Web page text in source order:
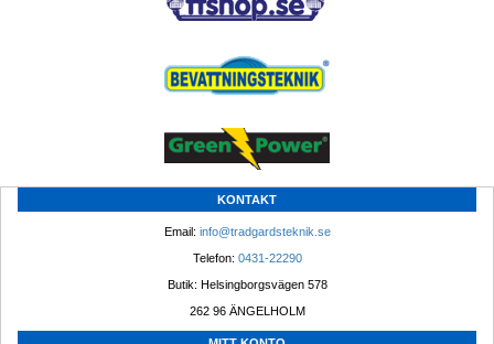
KONTAKT
Email: info@tradgardsteknik.se
Telefon: 0431-22290
Butik: Helsingborgsvägen 578
262 96 ÄNGELHOLM